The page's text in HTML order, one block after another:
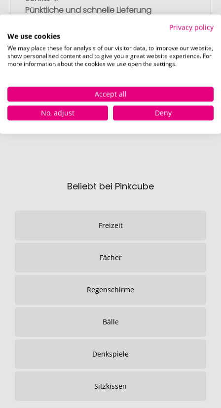
Pünktliche und schnelle Lieferung
Nach Ihrer Freigabe der Druckvorschau
liefern wir termingerecht zum
vereinbarten Datum – garantiert.
Beliebt bei Pinkcube
Freizeit
Fächer
Regenschirme
Bälle
Denkspiele
Sitzkissen
Privacy policy
We use cookies
We may place these for analysis of our visitor data, to improve our website,
show personalised content and to give you a great website experience. For
more information about the cookies we use open the settings.
Accept all
No, adjust
Deny